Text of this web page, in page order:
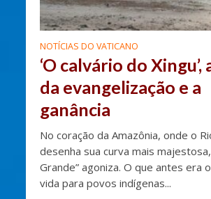
NOTÍCIAS DO VATICANO
‘O calvário do Xingu’,
da evangelização e a
ganância
No coração da Amazônia, onde o
desenha sua curva mais majestosa,
Grande” agoniza. O que antes era
vida para povos indígenas...